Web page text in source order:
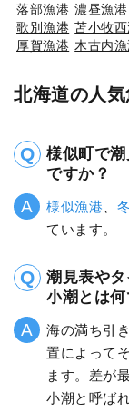
落部漁港 濃昼漁港
歌別漁港 苫小牧
厚賀漁港 木古内
北海道の人
様似町で
ですか？
様似漁港
ています。
潮見表や
小潮とは何
海の満ち引
置によって
ます。差が
小潮と呼ば